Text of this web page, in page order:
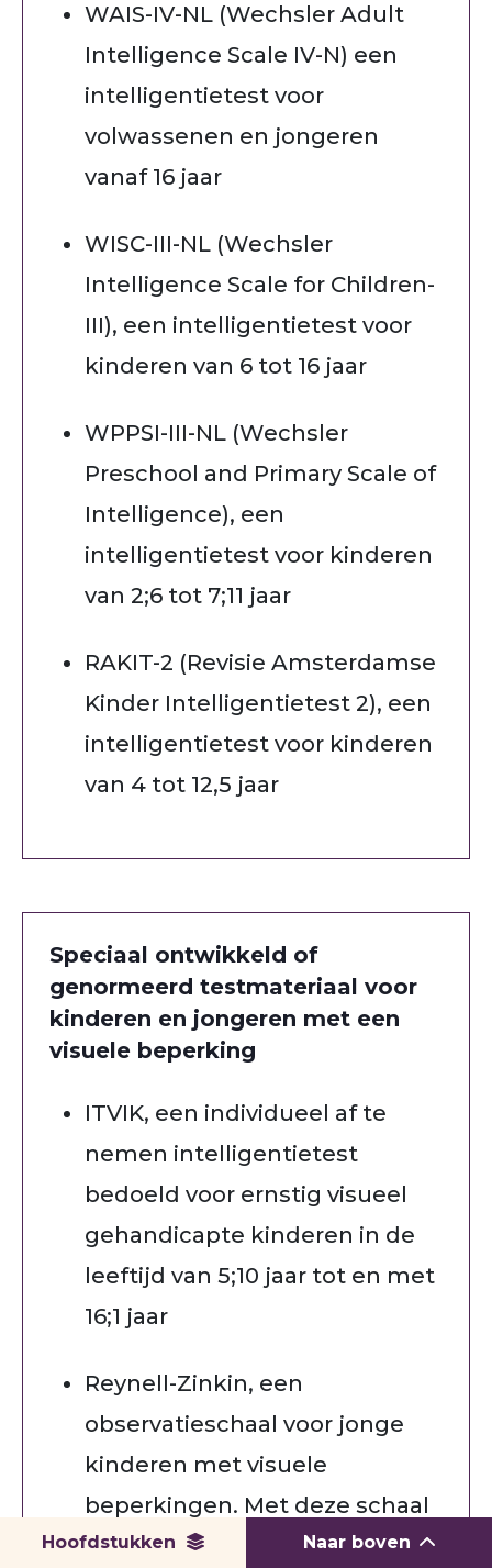
WAIS-IV-NL (Wechsler Adult
Intelligence Scale IV-N) een
intelligentietest voor
volwassenen en jongeren
vanaf 16 jaar
WISC-III-NL (Wechsler
Intelligence Scale for Children-
III), een intelligentietest voor
kinderen van 6 tot 16 jaar
WPPSI-III-NL (Wechsler
Preschool and Primary Scale of
Intelligence), een
intelligentietest voor kinderen
van 2;6 tot 7;11 jaar
RAKIT-2 (Revisie Amsterdamse
Kinder Intelligentietest 2), een
intelligentietest voor kinderen
van 4 tot 12,5 jaar
Speciaal ontwikkeld of
genormeerd testmateriaal voor
kinderen en jongeren met een
visuele beperking
ITVIK, een individueel af te
nemen intelligentietest
bedoeld voor ernstig visueel
gehandicapte kinderen in de
leeftijd van 5;10 jaar tot en met
16;1 jaar
Reynell-Zinkin, een
observatieschaal voor jonge
kinderen met visuele
beperkingen. Met deze schaal
worden slechtziende kinderen
Hoofdstukken Naar boven